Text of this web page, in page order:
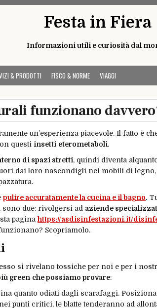
Festa in Fiera
Informazioni utili e curiosità dal
& PRODOTTI FISCO & NORME VIAGGI
funzionano
un’esperienza piacevole. Il fatto è
questi insetti eterometaboli.
di spazi stretti, quindi diventa
dai loro nascondigli nei mobili di
pulire accuratamente la cucina e il bagno.
sono due: rivolgersi ad aziende
pagina https://asdisinfestazioni.it/
Scopriamolo.
si rivelano tossiche per noi e per i
green che possiamo provare:
quanto odiati dagli scarafaggi.
punti critici, le blatte tenderanno ad